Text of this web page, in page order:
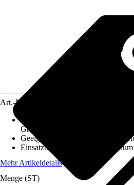
Art.-Nr.
Gutes
Grundierung überspachteln
Geeignet für Untergrund
Einsatzbereich
Innen, Feuchtraum
Mehr Artikeldetails
Menge (ST)